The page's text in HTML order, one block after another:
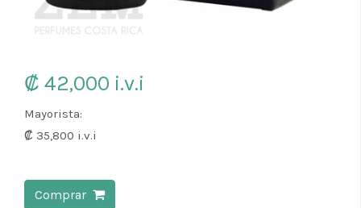
₡ 42,000 i.v.i
Mayorista:
₡ 35,800 i.v.i
Comprar